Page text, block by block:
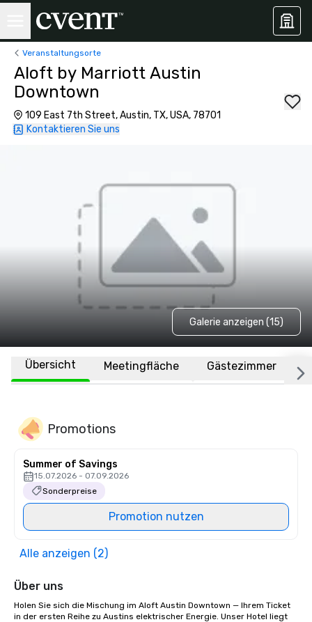
Veranstaltungsorte
Aloft by Marriott Austin
Downtown
109 East 7th Street, Austin, TX, USA, 78701
Kontaktieren Sie uns
Galerie anzeigen (15)
Übersicht Meetingfläche Gästezimmer
Promotions
Summer of Savings
15.07.2026 - 07.09.2026
Sonderpreise
Promotion nutzen
Alle anzeigen (2)
Über uns
Holen Sie sich die Mischung im Aloft Austin Downtown — Ihrem Ticket
in der ersten Reihe zu Austins elektrischer Energie. Unser Hotel liegt